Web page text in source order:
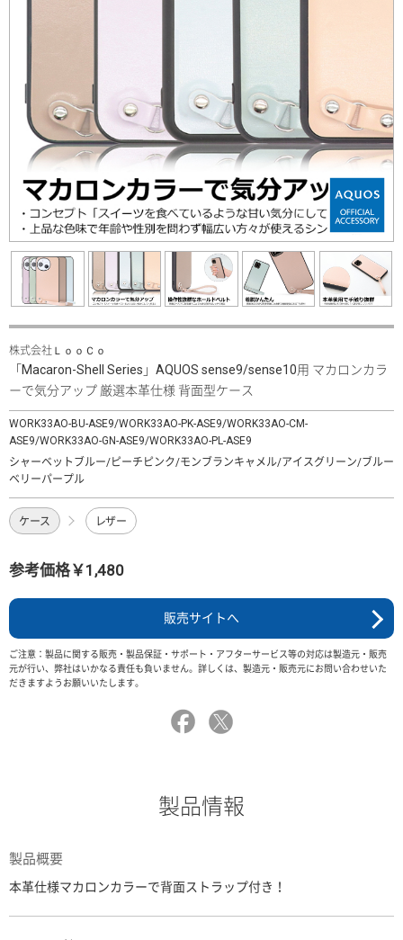
株式会社ＬｏｏＣｏ
「Macaron-Shell Series」AQUOS sense9/sense10用 マカロンカラ
ーで気分アップ 厳選本革仕様 背面型ケース
WORK33AO-BU-ASE9/WORK33AO-PK-ASE9/WORK33AO-CM-
ASE9/WORK33AO-GN-ASE9/WORK33AO-PL-ASE9
シャーベットブルー/ピーチピンク/モンブランキャメル/アイスグリーン/ブルー
ベリーパープル
ケース レザー
参考価格￥1,480
販売サイトへ
ご注意：製品に関する販売・製品保証・サポート・アフターサービス等の対応は製造元・販売
元が行い、弊社はいかなる責任も負いません。詳しくは、製造元・販売元にお問い合わせいた
だきますようお願いいたします。
製品情報
製品概要
本革仕様マカロンカラーで背面ストラップ付き！